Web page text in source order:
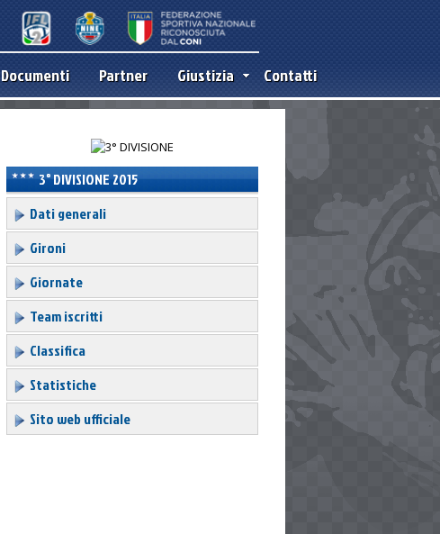
Documenti Partner Giustizia Contatti
3° DIVISIONE 2015
Dati generali
Gironi
Giornate
Team iscritti
Classifica
Statistiche
Sito web ufficiale